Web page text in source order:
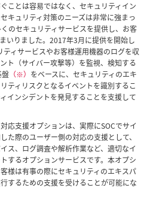
ことは容易ではなく、セキュリティイン
キュリティ対策のニーズは非常に強まっ
のセキュリティサービスを提供し、お客
いりました。2017年3月に提供を開始し
ィサービスやお客様運用機器のログを収
ト（サイバー攻撃等）を監視、検知する
盤 （※） をベースに、セキュリティのエキ
ティリスクとなるイベントを識別するこ
インシデントを発見することを支援して
応支援オプションは、実際にSOCでサイ
た際のユーザー側の対応の支援として、
ス、ログ調査や解析作業など、適切なイ
するオプションサービスです。本オプシ
様は有事の際にセキュリティのエキスパ
するための支援を受けることが可能にな